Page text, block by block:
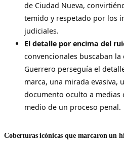
de Ciudad Nueva,
temido y respetado por los
judiciales.
El detalle por encima del
convencionales buscaban
Guerrero perseguía el
marca, una mirada evasiva,
documento oculto a medias
medio de un proceso penal.
Coberturas icónicas que marcaron un